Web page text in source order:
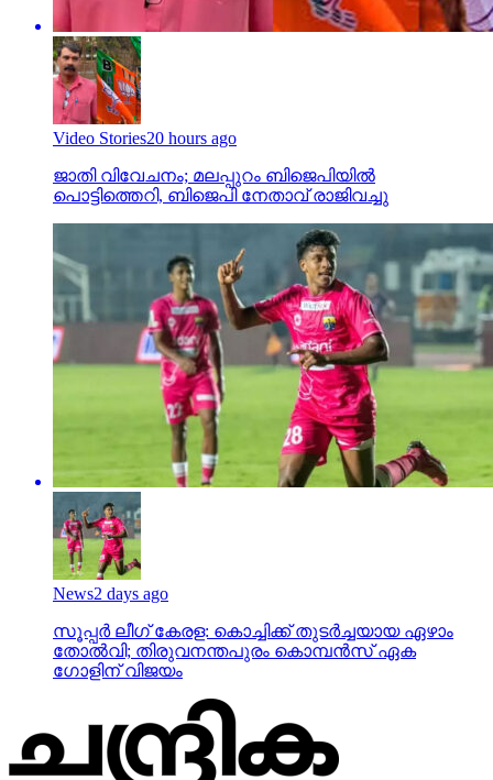
Video Stories20 hours ago
ജാതി വിവേചനം; മലപ്പുറം ബിജെപിയില്‍
പൊട്ടിത്തെറി, ബിജെപി നേതാവ് രാജിവച്ചു
News2 days ago
സൂപ്പര്‍ ലീഗ് കേരള: കൊച്ചിക്ക് തുടര്‍ച്ചയായ ഏഴാം
തോല്‍വി; തിരുവനന്തപുരം കൊമ്പന്‍സ് ഏക
ഗോളിന് വിജയം